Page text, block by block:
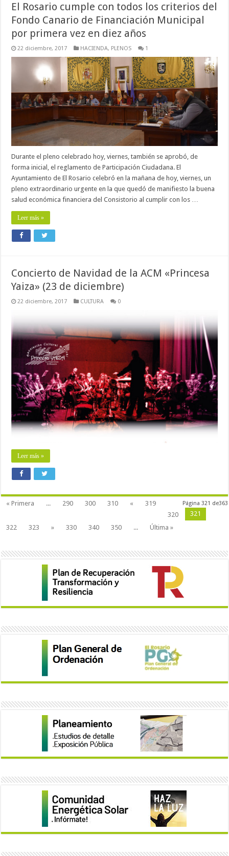
El Rosario cumple con todos los criterios del
Fondo Canario de Financiación Municipal
por primera vez en diez años
22 diciembre, 2017 HACIENDA, PLENOS 1
Durante el pleno celebrado hoy, viernes, también se aprobó, de
forma inicial, el reglamento de Participación Ciudadana. El
Ayuntamiento de El Rosario celebró en la mañana de hoy, viernes, un
pleno extraordinario urgente en la que quedó de manifiesto la buena
salud económica financiera del Consistorio al cumplir con los …
Leer más »
Concierto de Navidad de la ACM «Princesa
Yaiza» (23 de diciembre)
22 diciembre, 2017 CULTURA 0
Leer más »
Página 321 de363
« Primera ... 290 300 310 «
319
320
321
322
323 » 330 340 350 ... Última »